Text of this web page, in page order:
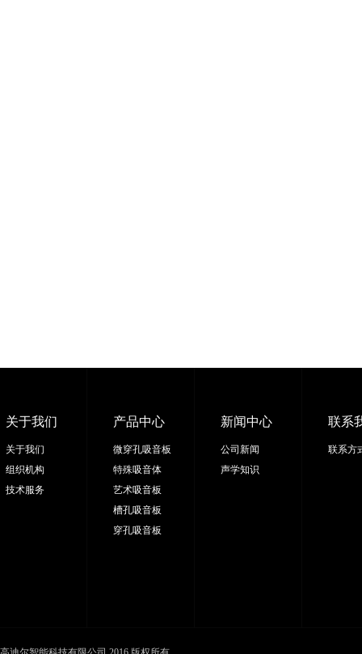
关于我们
关于我们
组织机构
技术服务
产品中心
微穿孔吸音板
特殊吸音体
艺术吸音板
槽孔吸音板
穿孔吸音板
新闻中心
公司新闻
声学知识
联系
联系方